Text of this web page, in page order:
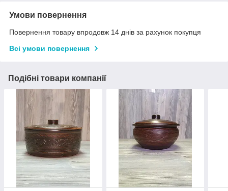
Умови повернення
Повернення товару впродовж 14 днів за рахунок покупця
Всі умови повернення
Подібні товари компанії